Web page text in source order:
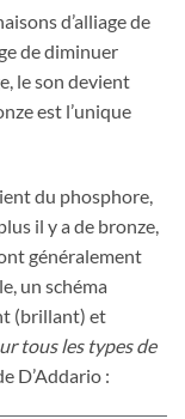
d’alliage de
de diminuer
le son devient
est l’unique
du phosphore,
il y a de bronze,
généralement
un schéma
(brillant) et
tous les types de
D’Addario :